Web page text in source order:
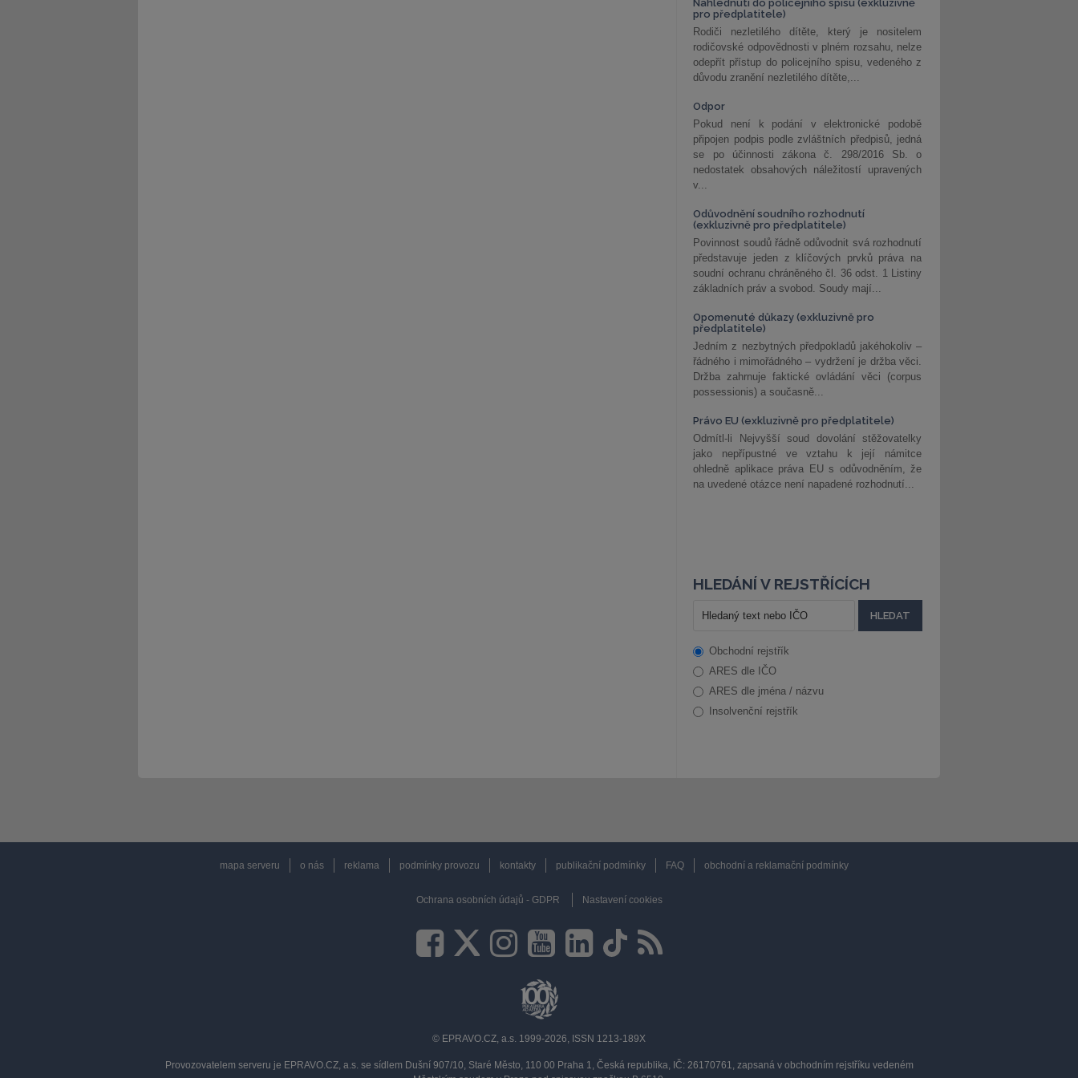
Nahlédnutí do policejního spisu (exkluzivně
pro předplatitele)
Rodiči nezletilého dítěte, který je nositelem
rodičovské odpovědnosti v plném rozsahu, nelze
odepřít přístup do policejního spisu, vedeného z
důvodu zranění nezletilého dítěte,...
Odpor
Pokud není k podání v elektronické podobě
připojen podpis podle zvláštních předpisů, jedná
se po účinnosti zákona č. 298/2016 Sb. o
nedostatek obsahových náležitostí upravených
v...
Odůvodnění soudního rozhodnutí
(exkluzivně pro předplatitele)
Povinnost soudů řádně odůvodnit svá rozhodnutí
představuje jeden z klíčových prvků práva na
soudní ochranu chráněného čl. 36 odst. 1 Listiny
základních práv a svobod. Soudy mají...
Opomenuté důkazy (exkluzivně pro
předplatitele)
Jedním z nezbytných předpokladů jakéhokoliv –
řádného i mimořádného – vydržení je držba věci.
Držba zahrnuje faktické ovládání věci (corpus
possessionis) a současně...
Právo EU (exkluzivně pro předplatitele)
Odmítl-li Nejvyšší soud dovolání stěžovatelky
jako nepřípustné ve vztahu k její námitce
ohledně aplikace práva EU s odůvodněním, že
na uvedené otázce není napadené rozhodnutí...
HLEDÁNÍ V REJSTŘÍCÍCH
Obchodní rejstřík
ARES dle IČO
ARES dle jména / názvu
Insolvenční rejstřík
mapa serveru o nás reklama podmínky provozu kontakty publikační podmínky FAQ obchodní a reklamační podmínky
Ochrana osobních údajů - GDPR Nastavení cookies
© EPRAVO.CZ, a.s. 1999-2026, ISSN 1213-189X
Provozovatelem serveru je EPRAVO.CZ, a.s. se sídlem Dušní 907/10, Staré Město, 110 00 Praha 1, Česká republika, IČ: 26170761, zapsaná v obchodním rejstříku vedeném